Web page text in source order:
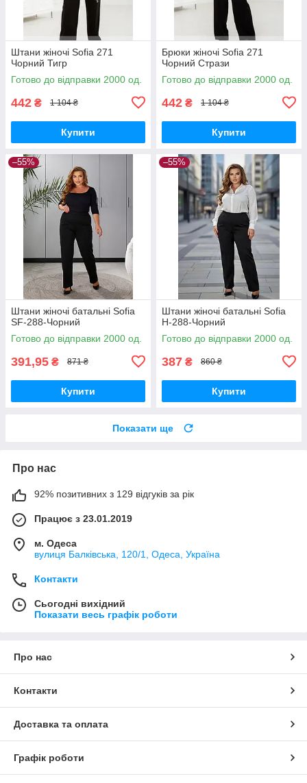
Штани жіночі Sofia 271
Чорний Тигр
Готово до відправки 2000 од.
442 ₴ 1 104 ₴
Купити
Брюки жіночі Sofia 271
Чорний Стрази
Готово до відправки 2000 од.
442 ₴ 1 104 ₴
Купити
–55%
Штани жіночі батальні Sofia
SF-288-Чорний
Готово до відправки 2000 од.
391,95 ₴ 871 ₴
Купити
–55%
Штани жіночі батальні Sofia
Н-288-Чорний
Готово до відправки 2000 од.
387 ₴ 860 ₴
Купити
Показати ще
Про нас
92% позитивних з 129 відгуків за рік
Працює з 23.01.2019
м. Одеса
вулиця Балківська, 120/1, Одеса, Україна
Контакти
Сьогодні вихідний
Показати весь графік роботи
Про нас
Контакти
Доставка та оплата
Графік роботи